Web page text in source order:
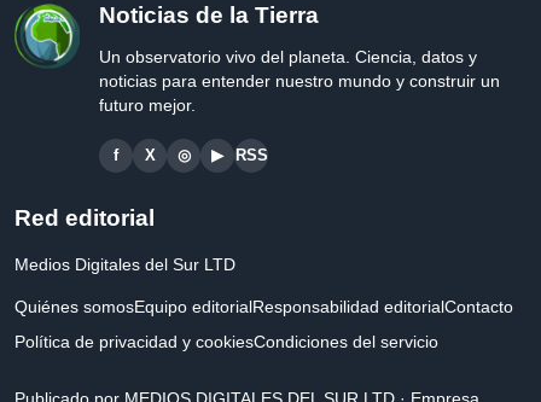
Noticias de la Tierra
Un observatorio vivo del planeta. Ciencia, datos y
noticias para entender nuestro mundo y construir un
futuro mejor.
f X ◎ ▶ RSS
Red editorial
Medios Digitales del Sur LTD
Quiénes somosEquipo editorialResponsabilidad editorialContacto
Política de privacidad y cookiesCondiciones del servicio